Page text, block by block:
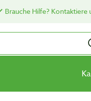
Brauche Hilfe? Kontaktiere